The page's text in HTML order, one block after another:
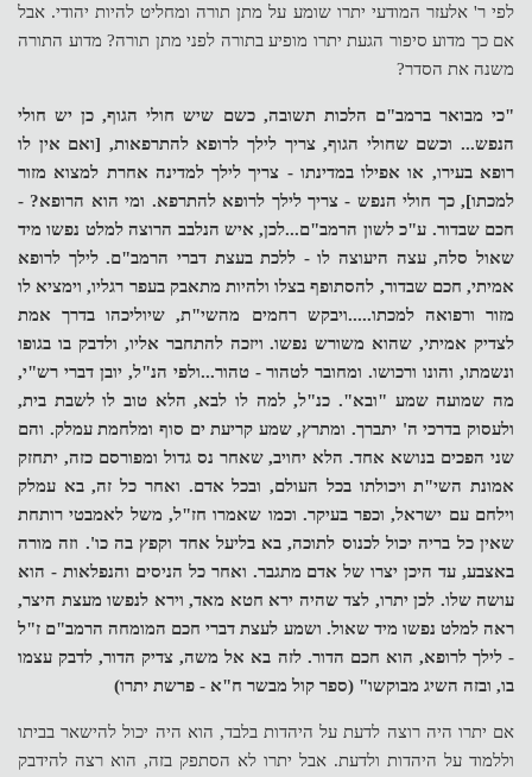
לפי ר' אלעזר המודעי יתרו שומע על מתן תורה ומחליט להיות יהודי. אבל
אם כך מדוע סיפור הגעת יתרו מופיע בתורה לפני מתן תורה? מדוע התורה
משנה את הסדר?
"כי מבואר ברמב"ם הלכות תשובה, כשם שיש חולי הגוף, כן יש חולי
הנפש... וכשם שחולי הגוף, צריך לילך לרופא להתרפאות, [ואם אין לו
רופא בעירו, או אפילו במדינתו - צריך לילך למדינה אחרת למצוא מזור
למכתו], כך חולי הנפש - צריך לילך לרופא להתרפא. ומי הוא הרופא? -
חכם שבדור. ע"כ לשון הרמב"ם...לכן, איש הנלבב הרוצה למלט נפשו מיד
שאול סלה, עצה היעוצה לו - ללכת בעצת דברי הרמב"ם. לילך לרופא
אמיתי, חכם שבדור, להסתופף בצלו ולהיות מתאבק בעפר רגליו, וימציא לו
מזור ורפואה למכתו.....ויבקש רחמים מהשי"ת, שיוליכהו בדרך אמת
לצדיק אמיתי, שהוא משורש נפשו. ויזכה להתחבר אליו, ולדבק בו בגופו
ונשמתו, והונו ורכושו. ומחובר לטהור - טהור...ולפי הנ"ל, יובן דברי רש"י,
מה שמועה שמע "ובא". כנ"ל, למה לו לבא, הלא טוב לו לשבת בית,
ולעסוק בדרכי ה' יתברך. ומתרץ, שמע קריעת ים סוף ומלחמת עמלק. והם
שני הפכים בנושא אחד. הלא יחויב, שאחר נס גדול ומפורסם כזה, יתחזק
אמונת השי"ת ויכולתו בכל העולם, ובכל אדם. ואחר כל זה, בא עמלק
וילחם עם ישראל, וכפר בעיקר. וכמו שאמרו חז"ל, משל לאמבטי רותחת
שאין כל בריה יכול לכנוס לתוכה, בא בליעל אחד וקפץ בה כו'. וזה מורה
באצבע, עד היכן יצרו של אדם מתגבר. ואחר כל הניסים והנפלאות - הוא
עושה שלו. לכן יתרו, לצד שהיה ירא חטא מאד, וירא לנפשו מעצת היצר,
ראה למלט נפשו מיד שאול. ושמע לעצת דברי חכם המומחה הרמב"ם ז"ל
- לילך לרופא, הוא חכם הדור. לזה בא אל משה, צדיק הדור, לדבק עצמו
בו, ובזה השיג מבוקשו" (ספר קול מבשר ח"א - פרשת יתרו)
אם יתרו היה רוצה לדעת על היהדות בלבד, הוא היה יכול להישאר בביתו
וללמוד על היהדות ולדעת. אבל יתרו לא הסתפק בזה, הוא רצה להידבק